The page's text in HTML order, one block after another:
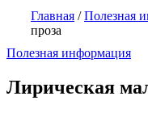
Главная /Полезная
проза
Полезная информация
Лирическая